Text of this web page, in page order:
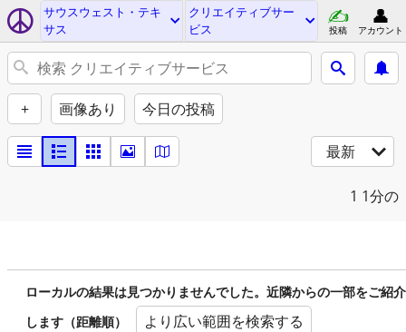
サウスウェスト・テキ
サス
クリエイティブサー
ビス
投稿 アカウント
+ 画像あり 今日の投稿
最新
1 1分の
ローカルの結果は見つかりませんでした。近隣からの一部をご紹介
します（距離順）
より広い範囲を検索する